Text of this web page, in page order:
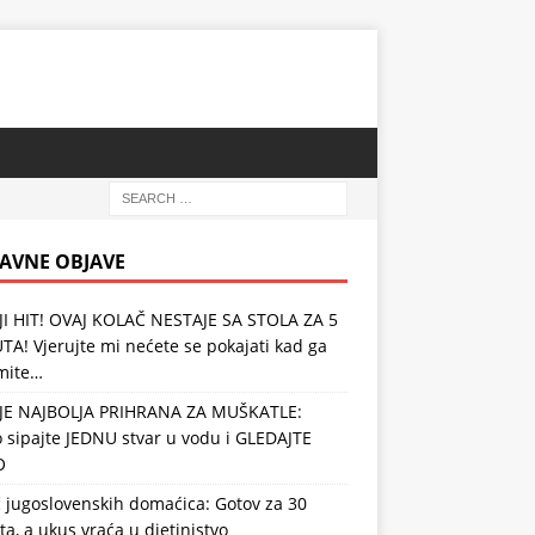
OBJAVE
HIT! OVAJ KOLAČ NESTAJE SA STOLA ZA 5
Vjerujte mi nećete se pokajati kad ga
NAJBOLJA PRIHRANA ZA MUŠKATLE:
sipajte JEDNU stvar u vodu i GLEDAJTE
jugoslovenskih domaćica: Gotov za 30
a ukus vraća u djetinjstvo